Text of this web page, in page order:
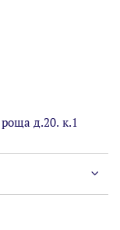
д.20. к.1